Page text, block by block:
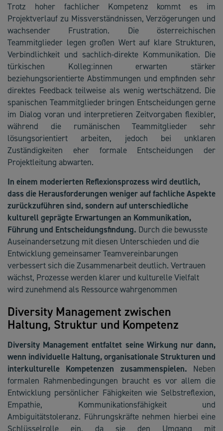
Trotz hoher fachlicher Kompetenz kommt es im
Projektverlauf zu Missverständnissen, Verzögerungen und
wachsender Frustration. Die österreichischen
Teammitglieder legen großen Wert auf klare Strukturen,
Verbindlichkeit und sachlich-direkte Kommunikation. Die
türkischen Kolleg:innen erwarten stärker
beziehungsorientierte Abstimmungen und empfinden sehr
direktes Feedback teilweise als wenig wertschätzend. Die
spanischen Teammitglieder bringen Entscheidungen gerne
im Dialog voran und interpretieren Zeitvorgaben flexibler,
während die rumänischen Teammitglieder sehr
lösungsorientiert arbeiten, jedoch bei unklaren
Zuständigkeiten eher formale Entscheidungen der
Projektleitung abwarten.
In einem moderierten Reflexionsprozess wird deutlich,
dass die Herausforderungen weniger auf fachliche Aspekte
zurückzuführen sind, sondern auf unterschiedliche
kulturell geprägte Erwartungen an Kommunikation,
Führung und Entscheidungsfindung. Durch die bewusste
Auseinandersetzung mit diesen Unterschieden und die
Entwicklung gemeinsamer Teamvereinbarungen
verbessert sich die Zusammenarbeit deutlich. Vertrauen
wächst, Prozesse werden klarer und kulturelle Vielfalt
wird zunehmend als Ressource wahrgenommen
Diversity Management zwischen
Haltung, Struktur und Kompetenz
Diversity Management entfaltet seine Wirkung nur dann,
wenn individuelle Haltung, organisationale Strukturen und
interkulturelle Kompetenzen zusammenspielen. Neben
formalen Rahmenbedingungen braucht es vor allem die
Entwicklung persönlicher Fähigkeiten wie Selbstreflexion,
Empathie, Kommunikationsfähigkeit und
Ambiguitätstoleranz. Führungskräfte nehmen hierbei eine
Schlüsselrolle ein, da sie den Umgang mit